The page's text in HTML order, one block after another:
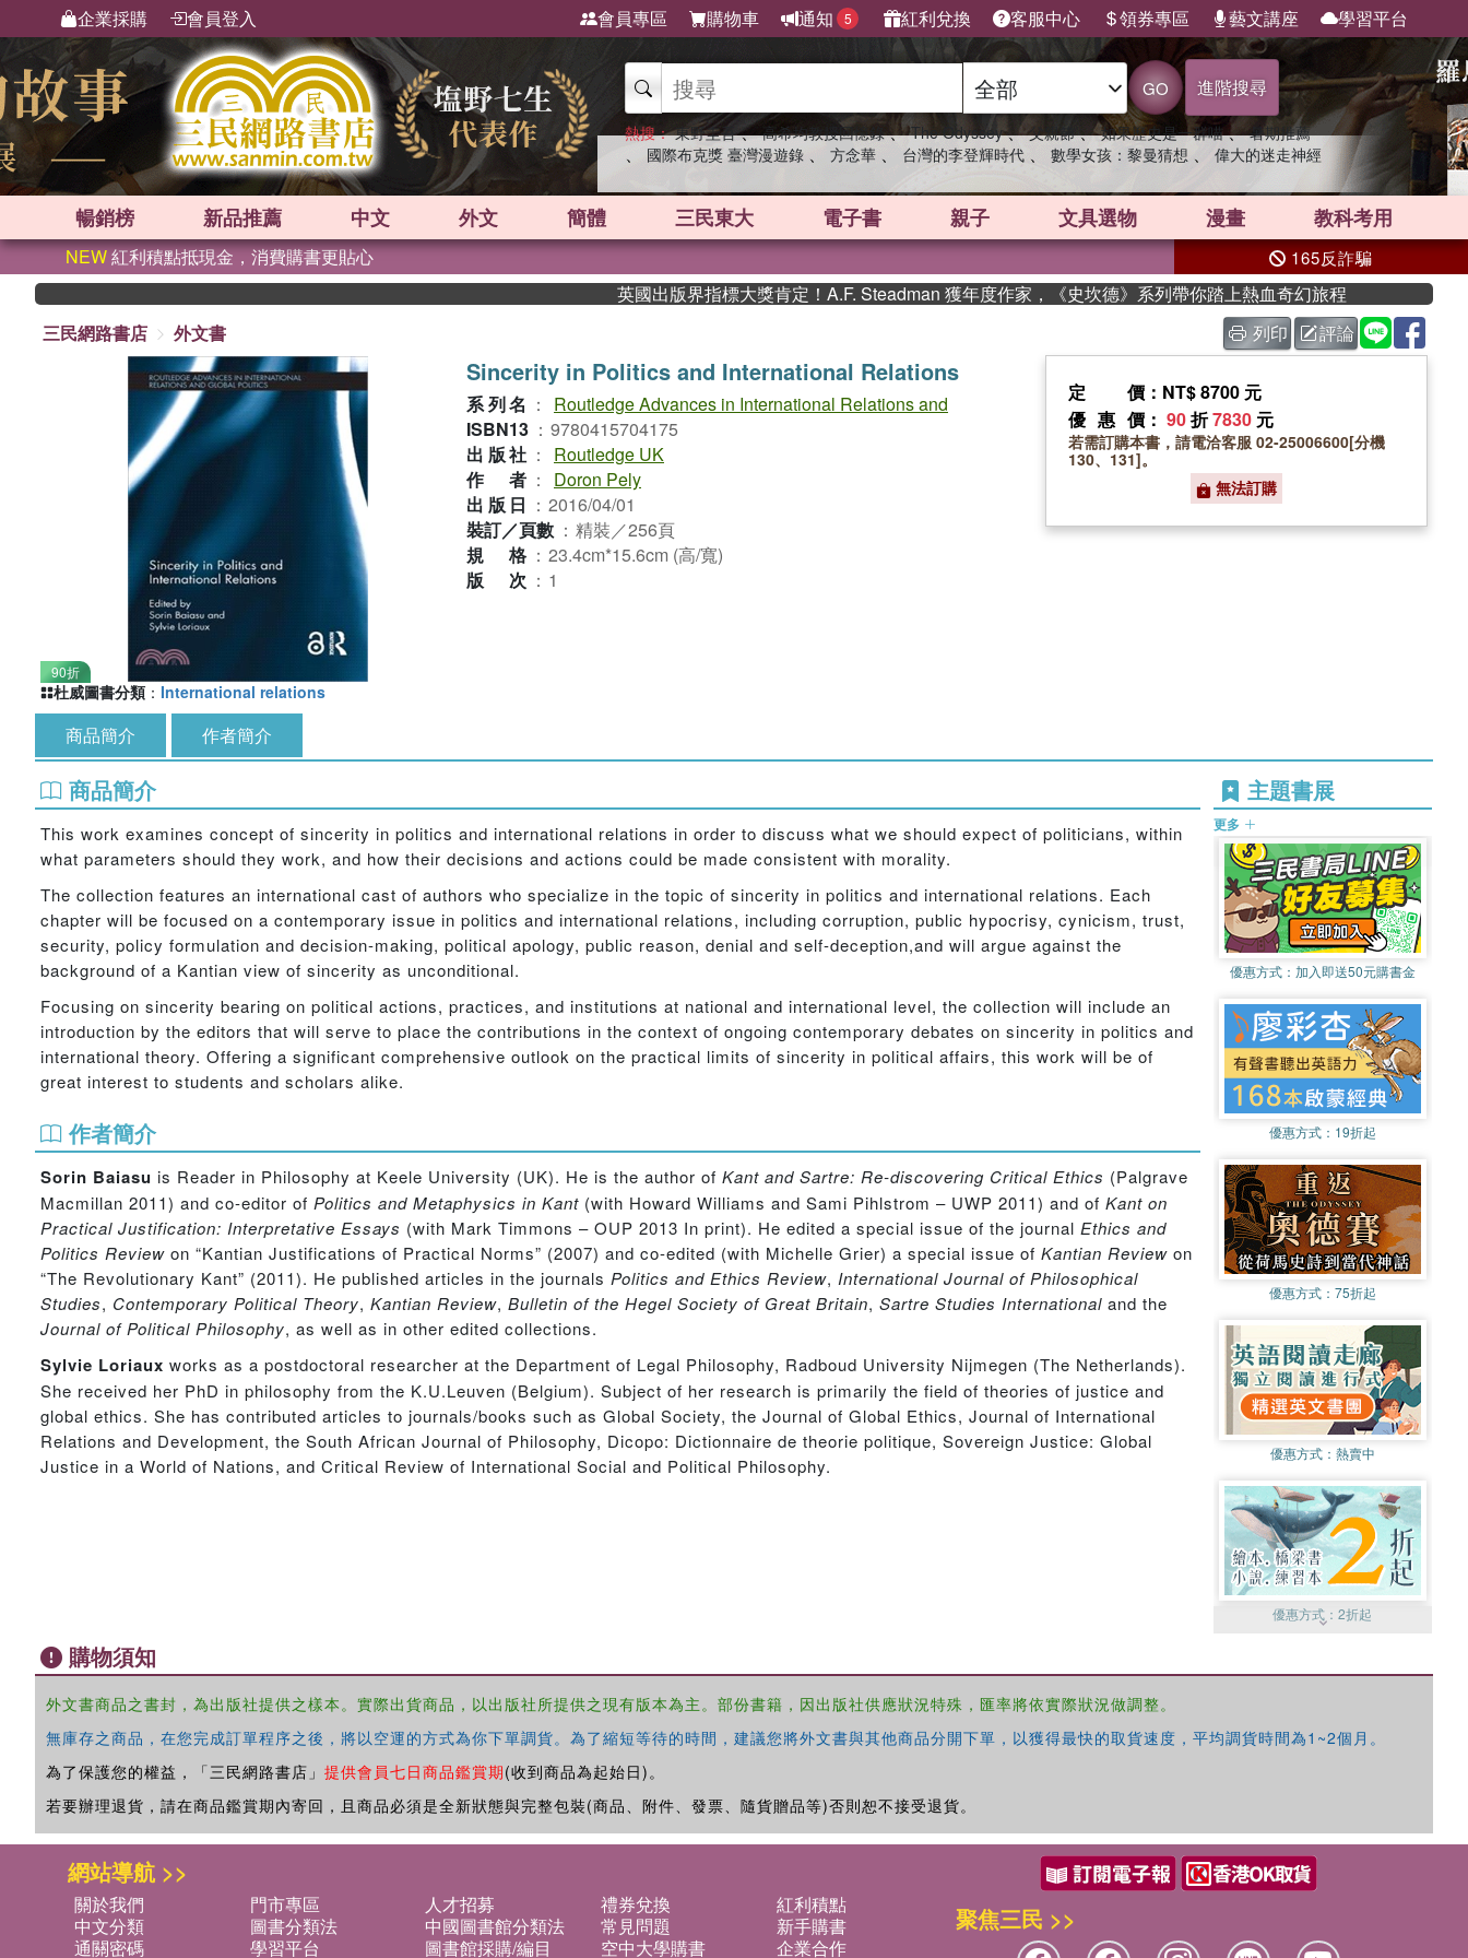
企業採購 會員登入 會員專區 購物車 通知 5 紅利兌換 客服中心 領券專區 藝文講座 學習平台
GO 進階搜尋
熱搜： 東野圭吾 、 高希均教授回憶錄 、 The Odyssey 、 父親節 、 如果歷史是一群喵 、 暑期推薦
、 國際布克獎 臺灣漫遊錄 、 方念華 、 台灣的李登輝時代 、 數學女孩：黎曼猜想 、 偉大的迷走神經
暢銷榜 新品推薦 中文 外文 簡體 三民東大 電子書 親子 文具選物 漫畫 教科考用
NEW紅利積點抵現金，消費購書更貼心 165反詐騙
英國出版界指標大獎肯定！A.F. Steadman 獲年度作家，《史坎德》系列帶你踏上熱血奇幻旅程
三民網路書店
外文書 列印 評論
90折
Sincerity in Politics and International Relations
系列名 ：
Routledge Advances in International Relations and
ISBN13 ： 9780415704175
出版社 ：
Routledge UK
作者 ：
Doron Pely
出版日 ： 2016/04/01
裝訂／頁數 ： 精裝／256頁
規格 ： 23.4cm*15.6cm (高/寬)
版次 ： 1
定價 ：NT$ 8700 元
優惠價 ： 90折7830 元
若需訂購本書，請電洽客服 02-25006600[分機
130、131]。
無法訂購
杜威圖書分類 ： International relations
商品簡介 作者簡介
商品簡介
This work examines concept of sincerity in politics and international relations in order to discuss what we should expect of politicians, within
what parameters should they work, and how their decisions and actions could be made consistent with morality.
The collection features an international cast of authors who specialize in the topic of sincerity in politics and international relations. Each
chapter will be focused on a contemporary issue in politics and international relations, including corruption, public hypocrisy, cynicism, trust,
security, policy formulation and decision-making, political apology, public reason, denial and self-deception,and will argue against the
background of a Kantian view of sincerity as unconditional.
Focusing on sincerity bearing on political actions, practices, and institutions at national and international level, the collection will include an
introduction by the editors that will serve to place the contributions in the context of ongoing contemporary debates on sincerity in politics and
international theory. Offering a significant comprehensive outlook on the practical limits of sincerity in political affairs, this work will be of
great interest to students and scholars alike.
作者簡介
Sorin Baiasu is Reader in Philosophy at Keele University (UK). He is the author of Kant and Sartre: Re-discovering Critical Ethics (Palgrave
Macmillan 2011) and co-editor of Politics and Metaphysics in Kant (with Howard Williams and Sami Pihlstrom – UWP 2011) and of Kant on
Practical Justification: Interpretative Essays (with Mark Timmons – OUP 2013 In print). He edited a special issue of the journal Ethics and
Politics Review on “Kantian Justifications of Practical Norms” (2007) and co-edited (with Michelle Grier) a special issue of Kantian Review on
“The Revolutionary Kant” (2011). He published articles in the journals Politics and Ethics Review, International Journal of Philosophical
Studies, Contemporary Political Theory, Kantian Review, Bulletin of the Hegel Society of Great Britain, Sartre Studies International and the
Journal of Political Philosophy, as well as in other edited collections.
Sylvie Loriaux works as a postdoctoral researcher at the Department of Legal Philosophy, Radboud University Nijmegen (The Netherlands).
She received her PhD in philosophy from the K.U.Leuven (Belgium). Subject of her research is primarily the field of theories of justice and
global ethics. She has contributed articles to journals/books such as Global Society, the Journal of Global Ethics, Journal of International
Relations and Development, the South African Journal of Philosophy, Dicopo: Dictionnaire de theorie politique, Sovereign Justice: Global
Justice in a World of Nations, and Critical Review of International Social and Political Philosophy.
主題書展
更多
優惠方式： 加入即送50元購書金
優惠方式： 19折起
優惠方式： 75折起
優惠方式： 熱賣中
優惠方式：2折起
購物須知
外文書商品之書封，為出版社提供之樣本。實際出貨商品，以出版社所提供之現有版本為主。部份書籍，因出版社供應狀況特殊，匯率將依實際狀況做調整。
無庫存之商品，在您完成訂單程序之後，將以空運的方式為你下單調貨。為了縮短等待的時間，建議您將外文書與其他商品分開下單，以獲得最快的取貨速度，平均調貨時間為1~2個月。
為了保護您的權益，「三民網路書店」 提供會員七日商品鑑賞期(收到商品為起始日)。
若要辦理退貨，請在商品鑑賞期內寄回，且商品必須是全新狀態與完整包裝(商品、附件、發票、隨貨贈品等)否則恕不接受退貨。
網站導航 >>
關於我們 門市專區 人才招募 禮券兌換
紅利積點
中文分類
圖書分類法 中國圖書館分類法 常見問題
新手購書
通關密碼
學習平台 圖書館採購/編目 空中大學購書
企業合作
聚焦三民 >>